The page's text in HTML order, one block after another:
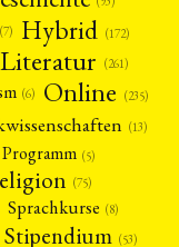
(7) Hybrid (172)
Literatur (261)
(6) Online (235)
(13)
Programm (5)
(75)
Sprachkurse (8)
Stipendium (53)